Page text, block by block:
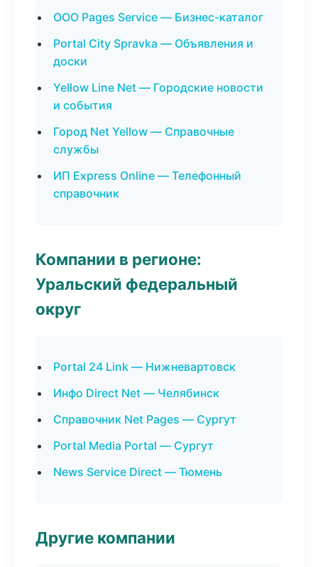
ООО Pages Service — Бизнес-каталог
Portal City Spravka — Объявления и
доски
Yellow Line Net — Городские новости
и события
Город Net Yellow — Справочные
службы
ИП Express Online — Телефонный
справочник
Компании в регионе:
Уральский федеральный
округ
Portal 24 Link — Нижневартовск
Инфо Direct Net — Челябинск
Справочник Net Pages — Сургут
Portal Media Portal — Сургут
News Service Direct — Тюмень
Другие компании